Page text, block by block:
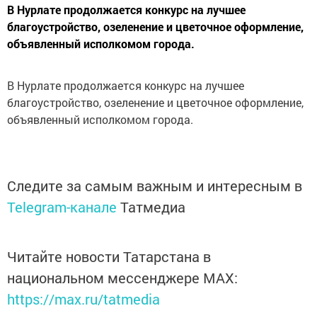
В Нурлате продолжается конкурс на лучшее
благоустройство, озеленение и цветочное оформление,
объявленный исполкомом города.
В Нурлате продолжается конкурс на лучшее
благоустройство, озеленение и цветочное оформление,
объявленный исполкомом города.
Следите за самым важным и интересным в
Telegram-канале Татмедиа
Читайте новости Татарстана в
национальном мессенджере MАХ:
https://max.ru/tatmedia